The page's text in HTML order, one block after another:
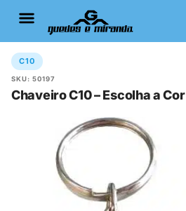
C10
SKU: 50197
Chaveiro C10 – Escolha a Cor